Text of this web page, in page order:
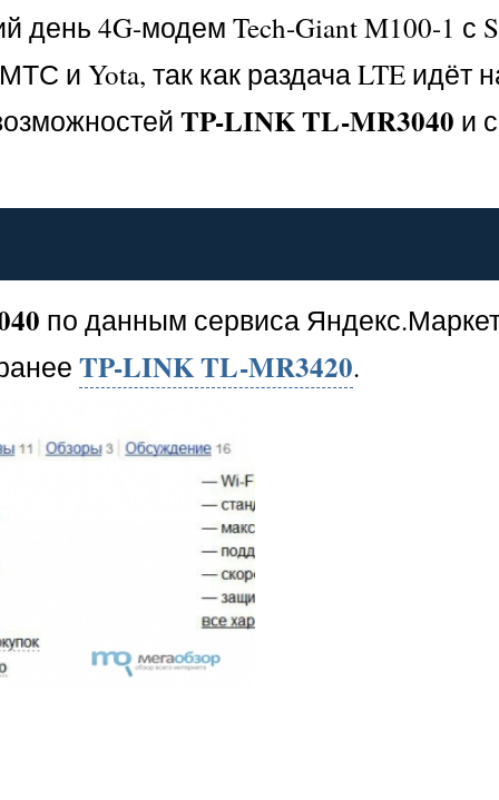
день 4G-модем Tech-Giant M100-1 с
и Yota, так как раздача LTE идёт
TP-LINK TL-MR3040 и
по данным сервиса
TP-LINK TL-MR3420.